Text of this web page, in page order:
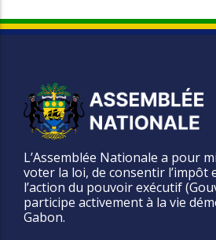
L’Assemblée Nationale a pour
voter la loi, de consentir l’impôt
l’action du pouvoir exécutif
participe activement à la vie
Gabon.